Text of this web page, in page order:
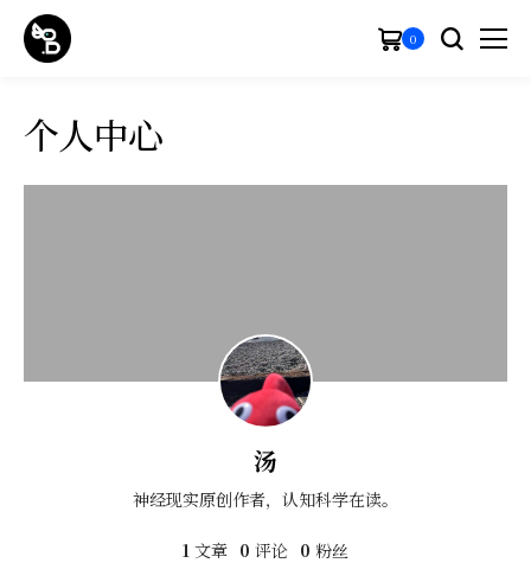
0
个人中心
汤
神经现实原创作者，认知科学在读。
1 文章 0 评论 0 粉丝